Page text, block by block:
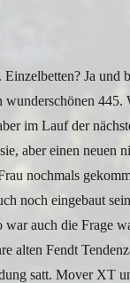
Ja und
im Lauf der
aber einen neuen
nochmals
noch eingebaut
auch die Frage
alten Fendt
satt. Mover XT